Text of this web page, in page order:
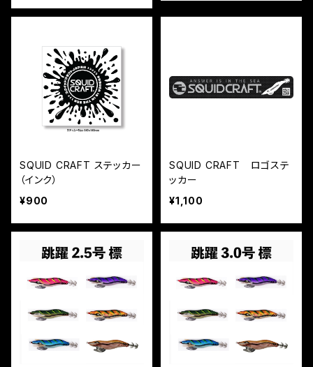
SQUID CRAFT ステッカー
（インク）
¥900
SQUID CRAFT ロゴステ
ッカー
¥1,100